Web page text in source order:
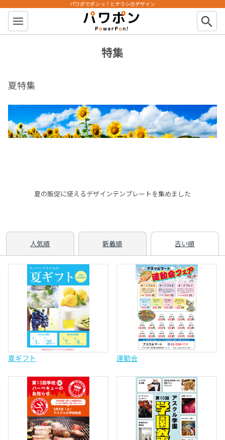
パワポン
パワポでポンっ！とチラシのデザイン
search
特集
夏特集
夏の販促に使えるデザインテンプレートを集めました
人気順 新着順 古い順
夏ギフト 運動会